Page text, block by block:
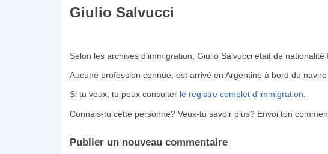
Giulio Salvucci
Selon les archives d'immigration, Giulio Salvucci était de nationalité
Aucune profession connue, est arrivé en Argentine à bord du navire
Si tu veux, tu peux consulter le registre complet d'immigration.
Connais-tu cette personne? Veux-tu savoir plus? Envoi ton
Publier un nouveau commentaire